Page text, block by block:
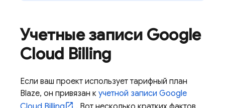
Учетные записи Google
Cloud Billing
Если ваш проект использует тарифный план
Blaze, он привязан к учетной записи Google